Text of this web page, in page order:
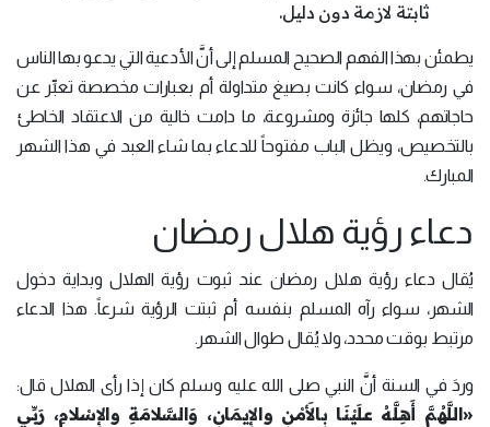
ثابتة لازمة دون دليل.
يطمئن بهذا الفهم الصحيح المسلم إلى أنَّ الأدعية التي يدعو بها الناس
في رمضان، سواء كانت بصيغ متداولة أم بعبارات مخصصة تعبِّر عن
حاجاتهم، كلها جائزة ومشروعة، ما دامت خالية من الاعتقاد الخاطئ
بالتخصيص، ويظل الباب مفتوحاً للدعاء بما شاء العبد في هذا الشهر
المبارك.
دعاء رؤية هلال رمضان
يُقال دعاء رؤية هلال رمضان عند ثبوت رؤية الهلال وبداية دخول
الشهر، سواء رآه المسلم بنفسه أم ثبتت الرؤية شرعاً. هذا الدعاء
مرتبط بوقت محدد، ولا يُقال طوال الشهر.
وردَ في السنة أنَّ النبي صلى الله عليه وسلم كان إذا رأى الهلال قال:
«اللَّهُمَّ أَهِلَّهُ علَيْنَا بِالأَمْنِ والإِيمَانِ، وَالسَّلامَةِ والإِسْلامِ، رَبِّي